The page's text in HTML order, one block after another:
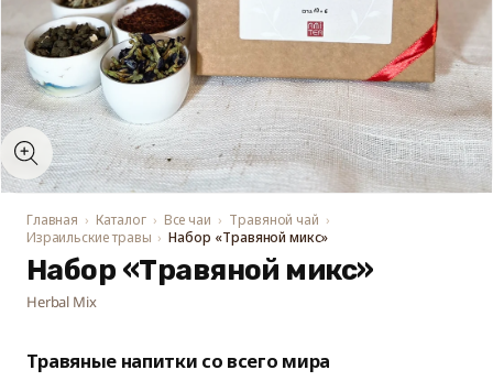
Открыть
медиа-
файлы
модальном
окне
Главная Каталог Все чаи
Травяной чай
Израильские травы
Набор «Травяной микс»
Набор «Травяной микс»
Herbal Mix
Травяные напитки со всего мира